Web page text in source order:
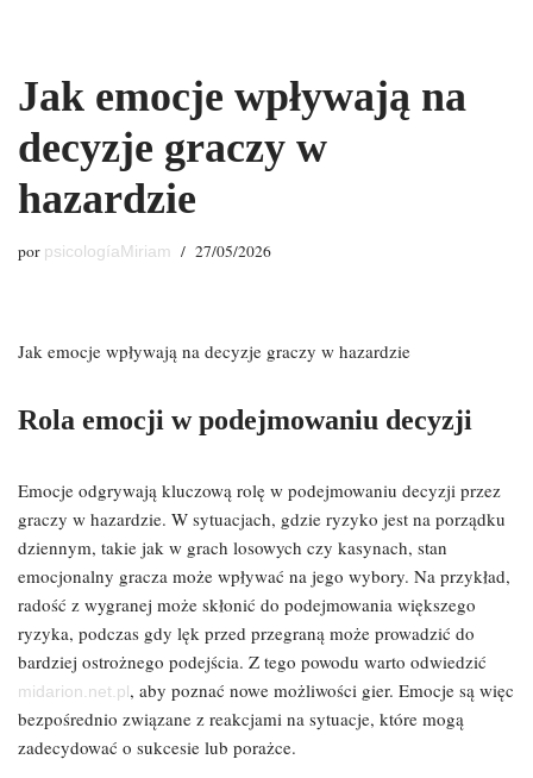
al
contenido
Jak emocje wpływają na
decyzje graczy w
hazardzie
por psicologíaMiriam 27/05/2026
Jak emocje wpływają na decyzje graczy w hazardzie
Rola emocji w podejmowaniu decyzji
Emocje odgrywają kluczową rolę w podejmowaniu decyzji przez
graczy w hazardzie. W sytuacjach, gdzie ryzyko jest na porządku
dziennym, takie jak w grach losowych czy kasynach, stan
emocjonalny gracza może wpływać na jego wybory. Na przykład,
radość z wygranej może skłonić do podejmowania większego
ryzyka, podczas gdy lęk przed przegraną może prowadzić do
bardziej ostrożnego podejścia. Z tego powodu warto odwiedzić
midarion.net.pl, aby poznać nowe możliwości gier. Emocje są więc
bezpośrednio związane z reakcjami na sytuacje, które mogą
zadecydować o sukcesie lub porażce.